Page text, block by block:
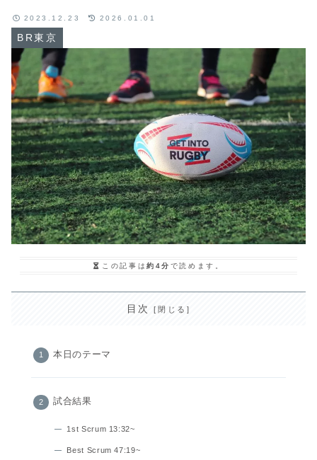
BR東京
2023.12.23 2026.01.01
この記事は約4分 で読めます。
目次
本日のテーマ
試合結果
1st Scrum 13:32~
Best Scrum 47:19~